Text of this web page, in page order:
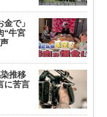
で」
“牛宮
推移
に苦言